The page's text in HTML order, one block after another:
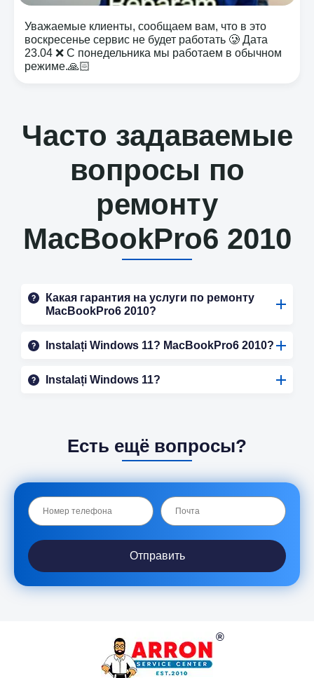
Уважаемые клиенты, сообщаем вам, что в это
воскресенье сервис не будет работать 🥲 Дата
23.04 ❌ С понедельника мы работаем в обычном
режиме.🙏🏻
Часто задаваемые
вопросы по
ремонту
MacBookPro6 2010
Какая гарантия на услуги по ремонту
MacBookPro6 2010?
Instalați Windows 11? MacBookPro6 2010?
Instalați Windows 11?
Есть ещё вопросы?
Отправить